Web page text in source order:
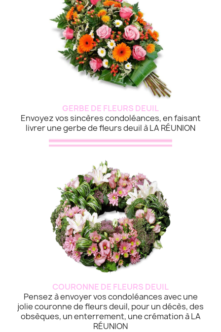
GERBE DE FLEURS DEUIL
Envoyez vos sincères condoléances, en faisant
livrer une gerbe de fleurs deuil à LA RÉUNION
COURONNE DE FLEURS DEUIL
Pensez à envoyer vos condoléances avec une
jolie couronne de fleurs deuil, pour un décès, des
obsèques, un enterrement, une crémation à LA
RÉUNION